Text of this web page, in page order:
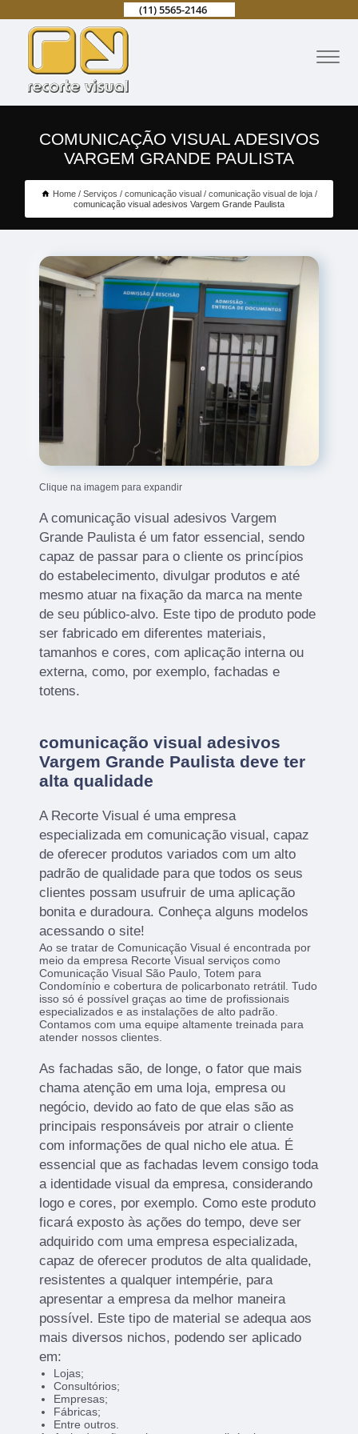
(11) 5565-2146
COMUNICAÇÃO VISUAL ADESIVOS
VARGEM GRANDE PAULISTA
Home Serviços comunicação visual
comunicação visual de loja
comunicação visual adesivos Vargem Grande Paulista
Clique na imagem para expandir
A comunicação visual adesivos Vargem
Grande Paulista é um fator essencial, sendo
capaz de passar para o cliente os princípios
do estabelecimento, divulgar produtos e até
mesmo atuar na fixação da marca na mente
de seu público-alvo. Este tipo de produto pode
ser fabricado em diferentes materiais,
tamanhos e cores, com aplicação interna ou
externa, como, por exemplo, fachadas e
totens.
comunicação visual adesivos
Vargem Grande Paulista deve ter
alta qualidade
A Recorte Visual é uma empresa
especializada em comunicação visual, capaz
de oferecer produtos variados com um alto
padrão de qualidade para que todos os seus
clientes possam usufruir de uma aplicação
bonita e duradoura. Conheça alguns modelos
acessando o site!
Ao se tratar de Comunicação Visual é encontrada por
meio da empresa Recorte Visual serviços como
Comunicação Visual São Paulo, Totem para
Condomínio e cobertura de policarbonato retrátil. Tudo
isso só é possível graças ao time de profissionais
especializados e as instalações de alto padrão.
Contamos com uma equipe altamente treinada para
atender nossos clientes.
As fachadas são, de longe, o fator que mais
chama atenção em uma loja, empresa ou
negócio, devido ao fato de que elas são as
principais responsáveis por atrair o cliente
com informações de qual nicho ele atua. É
essencial que as fachadas levem consigo toda
a identidade visual da empresa, considerando
logo e cores, por exemplo. Como este produto
ficará exposto às ações do tempo, deve ser
adquirido com uma empresa especializada,
capaz de oferecer produtos de alta qualidade,
resistentes a qualquer intempérie, para
apresentar a empresa da melhor maneira
possível. Este tipo de material se adequa aos
mais diversos nichos, podendo ser aplicado
em:
Lojas;
Consultórios;
Empresas;
Fábricas;
Entre outros.